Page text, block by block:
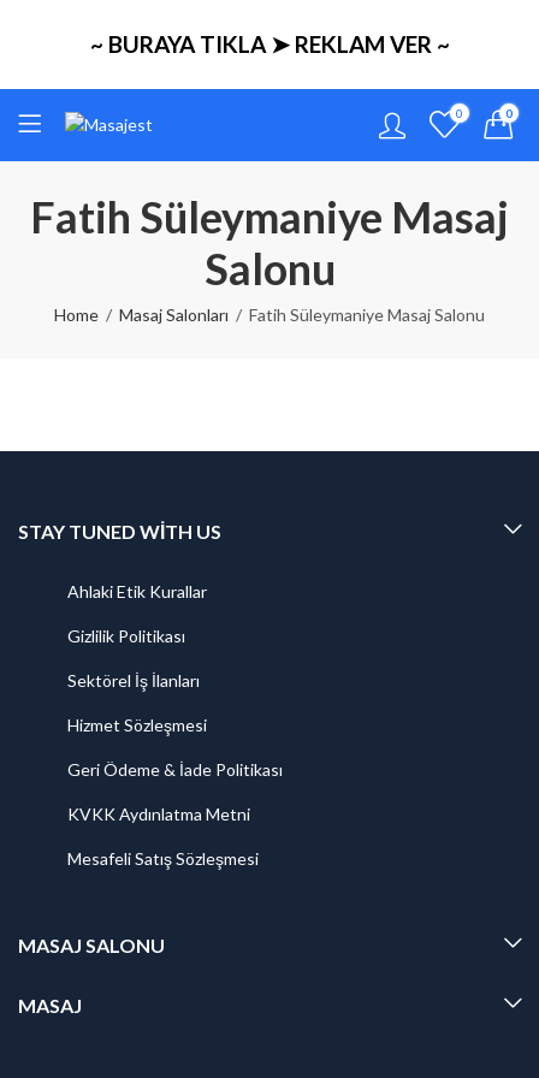
~ BURAYA TIKLA ➤ REKLAM VER ~
0 0
Fatih Süleymaniye Masaj
Salonu
Home Masaj Salonları Fatih Süleymaniye Masaj Salonu
STAY TUNED WITH US
Ahlaki Etik Kurallar
Gizlilik Politikası
Sektörel İş İlanları
Hizmet Sözleşmesi
Geri Ödeme & İade Politikası
KVKK Aydınlatma Metni
Mesafeli Satış Sözleşmesi
MASAJ SALONU
MASAJ